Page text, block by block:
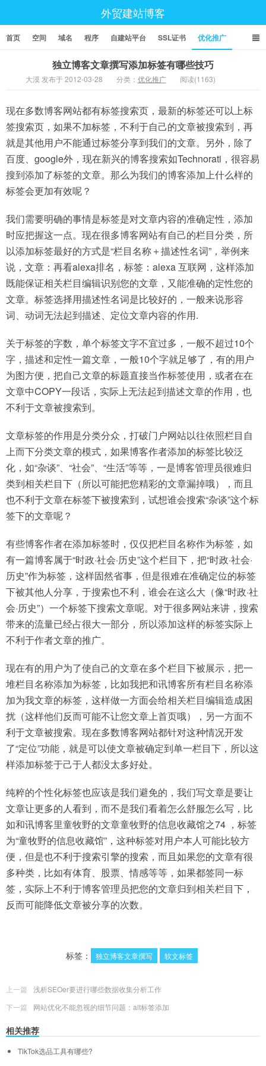
外贸建站博客
首页 空间 域名 程序 自建站平台 SSL证书 优化推广
独立博客文章撰写添加标签有哪些技巧
大漠 发布于 2012-03-28 分类： 优化推广 阅读(1163)
现在多数博客网站都有标签搜索页，最新的标签还可以上标
签搜索页，如果不加标签，不利于自己的文章被搜索到，再
就是其他用户不能通过标签分享到我们的文章。另外，除了
百度、google外，现在新兴的博客搜索如Technorati，很容易
搜到添加了标签的文章。那么为我们的博客添加上什么样的
标签会更加有效呢？
我们需要明确的事情是标签是对文章内容的准确定性，添加
时应把握这一点。现在很多博客网站有自己的栏目分类，所
以添加标签最好的方式是“栏目名称＋描述性名词”，举例来
说，文章：再看alexa排名，标签：alexa 互联网，这样添加
既能保证相关栏目编辑识别您的文章，又能准确的定性您的
文章。标签选择用描述性名词是比较好的，一般来说形容
词、动词无法起到描述、定位文章内容的作用.
关于标签的字数，单个标签文字不宜过多，一般不超过10个
字，描述和定性一篇文章，一般10个字就足够了，有的用户
为图方便，把自己文章的标题直接当作标签使用，或者在在
文章中COPY一段话，实际上无法起到描述文章的作用，也
不利于文章被搜索到。
文章标签的作用是分类分众，打破门户网站以往依照栏目自
上而下分类文章的模式，如果博客作者添加的标签比较泛
化，如“杂谈”、“社会”、“生活”等等，一是博客管理员很难归
类到相关栏目下（所以可能把您精彩的文章漏掉哦），而且
也不利于文章在标签下被搜索到，试想谁会搜索“杂谈”这个标
签下的文章呢？
有些博客作者在添加标签时，仅仅把栏目名称作为标签，如
有一篇博客属于“时政·社会·历史”这个栏目下，把“时政·社会·
历史”作为标签，这样固然省事，但是很难在准确定位的标签
下被其他人分享，于搜索也不利，谁会在这么大（像“时政·社
会·历史”）一个标签下搜索文章呢。对于很多网站来讲，搜索
带来的流量已经占很大一部分，所以添加这样的标签实际上
不利于作者文章的推广。
现在有的用户为了使自己的文章在多个栏目下被展示，把一
堆栏目名称添加为标签，比如我把和讯博客所有栏目名称添
加为我文章的标签，这样做一方面会给相关栏目编辑造成困
扰（这样他们反而可能不让您文章上首页哦），另一方面不
利于文章被搜索。现在多数博客网站都针对这种情况开发
了“定位”功能，就是可以使文章被确定到单一栏目下，所以这
样添加标签于己于人都没太多好处。
纯粹的个性化标签也应该是我们避免的，我们写文章是要让
文章让更多的人看到，而不是我们看着怎么舒服怎么写，比
如和讯博客里童牧野的文章童牧野的信息收藏馆之74 ，标签
为“童牧野的信息收藏馆”，这种标签对用户本人可能比较方
便，但是也不利于搜索引擎的搜索，而且如果您的文章有很
多种类，比如有体育、股票、情感等等，如果都签同一标
签，实际上不利于博客管理员把您的文章归到相关栏目下，
反而可能降低文章被分享的次数。
标签： 独立博客文章撰写 软文标签
上一篇
浅析SEOer要进行哪些数据收集分析工作
下一篇
网站优化不能忽视的细节问题：alt标签添加
相关推荐
TikTok选品工具有哪些?